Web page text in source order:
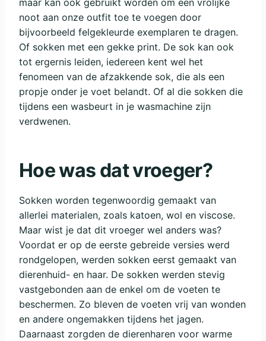
maar kan ook gebruikt worden om een vrolijke
noot aan onze outfit toe te voegen door
bijvoorbeeld felgekleurde exemplaren te dragen.
Of sokken met een gekke print. De sok kan ook
tot ergernis leiden, iedereen kent wel het
fenomeen van de afzakkende sok, die als een
propje onder je voet belandt. Of al die sokken die
tijdens een wasbeurt in je wasmachine zijn
verdwenen.
Hoe was dat vroeger?
Sokken worden tegenwoordig gemaakt van
allerlei materialen, zoals katoen, wol en viscose.
Maar wist je dat dit vroeger wel anders was?
Voordat er op de eerste gebreide versies werd
rondgelopen, werden sokken eerst gemaakt van
dierenhuid- en haar. De sokken werden stevig
vastgebonden aan de enkel om de voeten te
beschermen. Zo bleven de voeten vrij van wonden
en andere ongemakken tijdens het jagen.
Daarnaast zorgden de dierenharen voor warme